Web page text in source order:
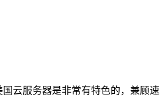
云服务器是非常有特色的，兼顾速